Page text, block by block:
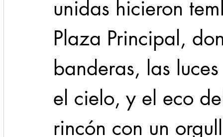
unidas hicieron
Plaza Principal,
banderas, las
el cielo, y el eco
rincón con un